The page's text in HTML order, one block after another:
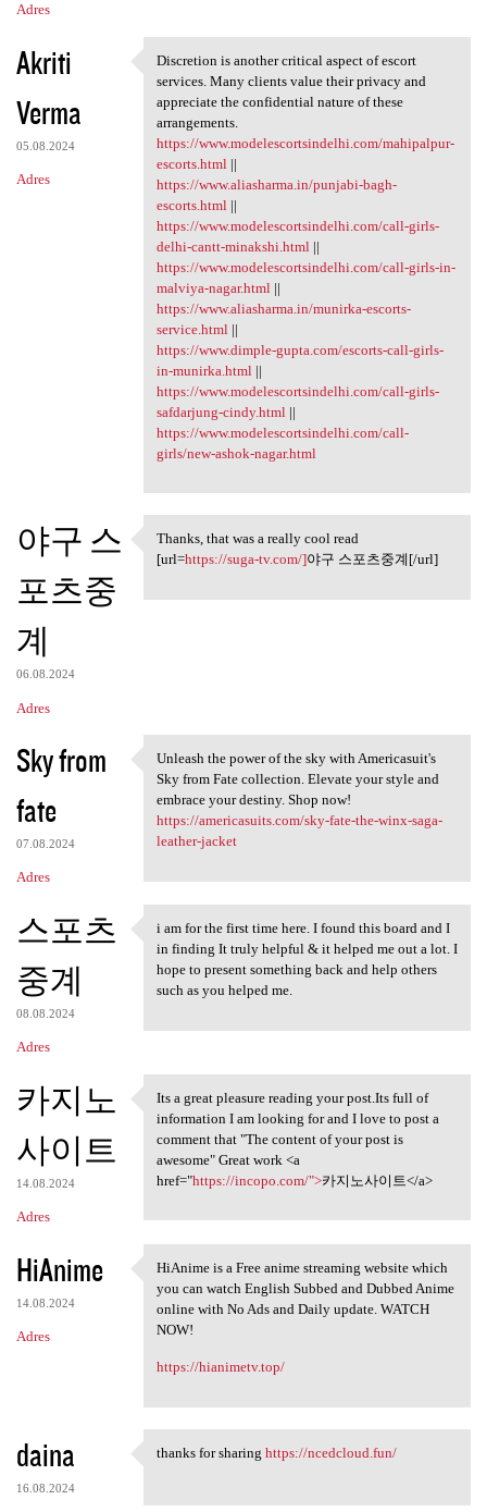
Adres
Akriti
Verma
05.08.2024
Adres
Discretion is another
Discretion is another critical aspect of escort
services. Many clients value their privacy and
appreciate the confidential nature of these
arrangements.
https://www.modelescortsindelhi.com/mahipalpur-
escorts.html ||
https://www.aliasharma.in/punjabi-bagh-
escorts.html ||
https://www.modelescortsindelhi.com/call-girls-
delhi-cantt-minakshi.html ||
https://www.modelescortsindelhi.com/call-girls-in-
malviya-nagar.html ||
https://www.aliasharma.in/munirka-escorts-
service.html ||
https://www.dimple-gupta.com/escorts-call-girls-
in-munirka.html ||
https://www.modelescortsindelhi.com/call-girls-
safdarjung-cindy.html ||
https://www.modelescortsindelhi.com/call-
girls/new-ashok-nagar.html
야구 스
포츠중
계
06.08.2024
Adres
Thanks, that was a really
Thanks, that was a really cool read
[url=https://suga-tv.com/]야구 스포츠중계[/url]
Sky from
fate
07.08.2024
Adres
Unleash the power of the sky
Unleash the power of the sky with Americasuit's
Sky from Fate collection. Elevate your style and
embrace your destiny. Shop now!
https://americasuits.com/sky-fate-the-winx-saga-
leather-jacket
스포츠
중계
08.08.2024
Adres
i am for the first time here.
i am for the first time here. I found this board and I
in finding It truly helpful & it helped me out a lot. I
hope to present something back and help others
such as you helped me.
카지노
사이트
14.08.2024
Adres
Its a great pleasure reading
Its a great pleasure reading your post.Its full of
information I am looking for and I love to post a
comment that "The content of your post is
awesome" Great work <a
href="https://incopo.com/">카지노사이트</a>
HiAnime
14.08.2024
Adres
HiAnime is a Free anime
HiAnime is a Free anime streaming website which
you can watch English Subbed and Dubbed Anime
online with No Ads and Daily update. WATCH
NOW!
https://hianimetv.top/
daina
16.08.2024
thanks for sharing https:/
thanks for sharing https://ncedcloud.fun/